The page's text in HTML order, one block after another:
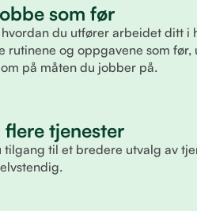
som før
du utfører arbeidet ditt i
rutinene og oppgavene som før,
på måten du jobber på.
tjenester
tilgang til et bredere utvalg av